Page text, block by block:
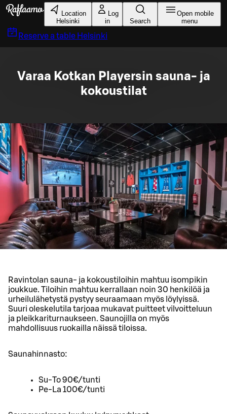
Skip to main content
Location
Helsinki
Log
in
Search
Open mobile
menu
Reserve a table Helsinki
Varaa Kotkan Playersin sauna- ja
kokoustilat
Ravintolan sauna- ja kokoustiloihin mahtuu isompikin
joukkue. Tiloihin mahtuu kerrallaan noin 30 henkilöä ja
urheilulähetystä pystyy seuraamaan myös löylyissä.
Suuri oleskelutila tarjoaa mukavat puitteet vilvoitteluun
ja pleikkariturnaukseen. Saunojilla on myös
mahdollisuus ruokailla näissä tiloissa.
Saunahinnasto:
Su-To 90€/tunti
Pe-La 100€/tunti